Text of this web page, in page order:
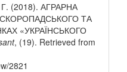
Г. (2018). АГРАРНА
ТА
«УКРАЇНСЬКОГО
, (19). Retrieved from
2821